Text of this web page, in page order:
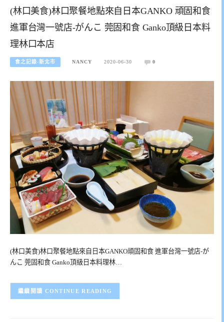
(林口美食)林口聚餐地點來自日本GANKO 頑固和食
進軍台灣一號店-がんこ 莞固和食 Ganko頂級日本料
理林口本店
食之記錄-新北市 NANCY 2020-06-30 0
(林口美食)林口聚餐地點來自日本GANKO頑固和食 進軍台灣一號店-が
んこ 莞固和食 Ganko頂級日本料理林…
CONTINUE READING